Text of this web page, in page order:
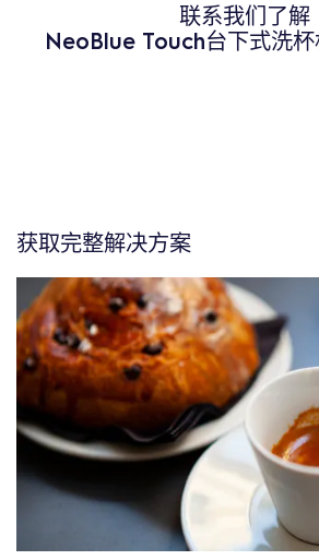
联系我们了解
NeoBlue Touch台下式洗
获取完整解决方案